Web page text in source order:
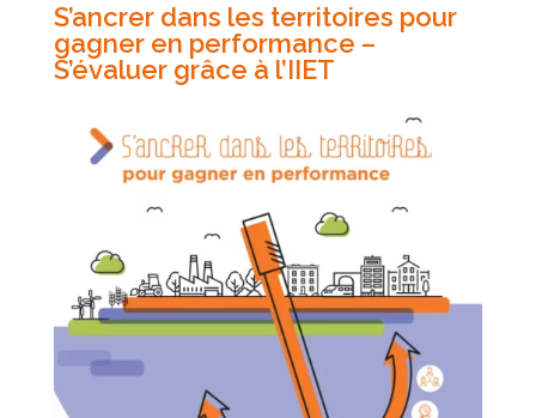
S’ancrer dans les territoires pour
gagner en performance –
S’évaluer grâce à l’IIET